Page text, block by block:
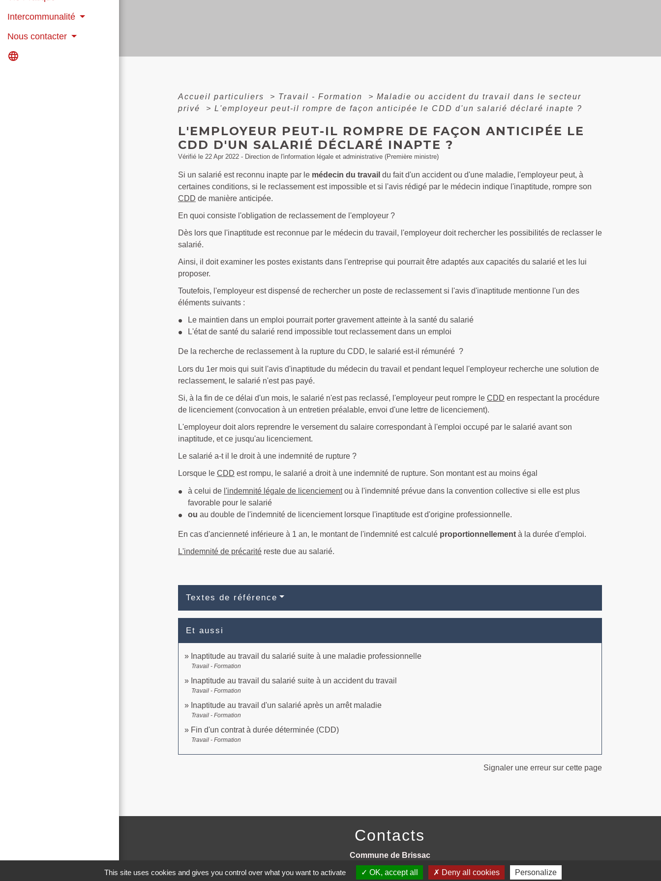
Intercommunalité
Nous contacter
language
Accueil particuliers > Travail - Formation > Maladie ou accident du travail dans le secteur
privé
> L'employeur peut-il rompre de façon anticipée le CDD d'un salarié déclaré inapte ?
L'EMPLOYEUR PEUT-IL ROMPRE DE FAÇON ANTICIPÉE LE
CDD D'UN SALARIÉ DÉCLARÉ INAPTE ?
Vérifié le 22 Apr 2022 - Direction de l'information légale et administrative (Première ministre)
Si un salarié est reconnu inapte par le médecin du travail du fait d'un accident ou d'une maladie, l'employeur peut, à
certaines conditions, si le reclassement est impossible et si l'avis rédigé par le médecin indique l'inaptitude, rompre son
CDD de manière anticipée.
En quoi consiste l'obligation de reclassement de l'employeur ?
Dès lors que l'inaptitude est reconnue par le médecin du travail, l'employeur doit rechercher les possibilités de reclasser le
salarié.
Ainsi, il doit examiner les postes existants dans l'entreprise qui pourrait être adaptés aux capacités du salarié et les lui
proposer.
Toutefois, l'employeur est dispensé de rechercher un poste de reclassement si l'avis d'inaptitude mentionne l'un des
éléments suivants :
Le maintien dans un emploi pourrait porter gravement atteinte à la santé du salarié
L'état de santé du salarié rend impossible tout reclassement dans un emploi
De la recherche de reclassement à la rupture du CDD, le salarié est-il rémunéré ?
Lors du 1ermois qui suit l'avis d'inaptitude du médecin du travail et pendant lequel l'employeur recherche une solution de
reclassement, le salarié n'est pas payé.
Si, à la fin de ce délai d'un mois, le salarié n'est pas reclassé, l'employeur peut rompre le CDD en respectant la procédure
de licenciement (convocation à un entretien préalable, envoi d'une lettre de licenciement).
L'employeur doit alors reprendre le versement du salaire correspondant à l'emploi occupé par le salarié avant son
inaptitude, et ce jusqu'au licenciement.
Le salarié a-t il le droit à une indemnité de rupture ?
Lorsque le CDD est rompu, le salarié a droit à une indemnité de rupture. Son montant est au moins égal
à celui de l'indemnité légale de licenciementou à l'indemnité prévue dans la convention collective si elle est plus
favorable pour le salarié
ou au double de l'indemnité de licenciement lorsque l'inaptitude est d'origine professionnelle.
En cas d'ancienneté inférieure à 1 an, le montant de l'indemnité est calculé proportionnellementà la durée d'emploi.
L'indemnité de précaritéreste due au salarié.
Textes de référence
Et aussi
Inaptitude au travail du salarié suite à une maladie professionnelle
Travail - Formation
Inaptitude au travail du salarié suite à un accident du travail
Travail - Formation
Inaptitude au travail d'un salarié après un arrêt maladie
Travail - Formation
Fin d'un contrat à durée déterminée (CDD)
Travail - Formation
Signaler une erreur sur cette page
Contacts
Commune de Brissac
3 place de la Mairie
34190 Brissac - FRANCE
This site uses cookies and gives you control over what you want to activate OK, accept all Deny all cookies Personalize